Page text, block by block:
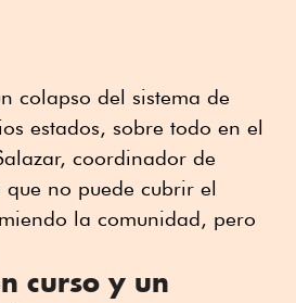
colapso del sistema de
estados, sobre todo en el
coordinador de
que no puede cubrir el
la comunidad, pero
curso y un